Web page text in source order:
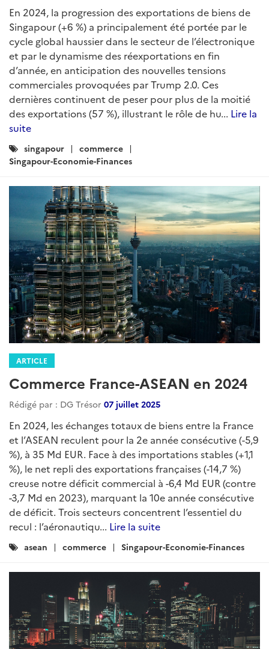
En 2024, la progression des exportations de biens de
Singapour (+6 %) a principalement été portée par le
cycle global haussier dans le secteur de l’électronique
et par le dynamisme des réexportations en fin
d’année, en anticipation des nouvelles tensions
commerciales provoquées par Trump 2.0. Ces
dernières continuent de peser pour plus de la moitié
des exportations (57 %), illustrant le rôle de hu... Lire la
suite
Catégories
:
singapour
commerce
Singapour-Economie-Finances
ARTICLE
Commerce France-ASEAN en 2024
Rédigé par : DG Trésor 07 juillet 2025
En 2024, les échanges totaux de biens entre la France
et l’ASEAN reculent pour la 2e année consécutive (-5,9
%), à 35 Md EUR. Face à des importations stables (+1,1
%), le net repli des exportations françaises (-14,7 %)
creuse notre déficit commercial à -6,4 Md EUR (contre
-3,7 Md en 2023), marquant la 10e année consécutive
de déficit. Trois secteurs concentrent l’essentiel du
recul : l’aéronautiqu... Lire la suite
Catégories
asean commerce Singapour-Economie-Finances